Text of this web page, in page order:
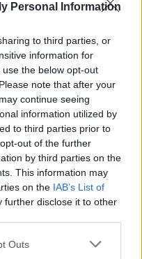
Personal Information
to third parties, or
information for
the below opt-out
note that after your
continue seeing
information utilized by
to third parties prior to
out of the further
by third parties on the
This information may
on the IAB’s List of
further disclose it to other
one or more Google
Outs